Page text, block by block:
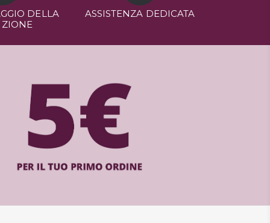
DELLA
ASSISTENZA DEDICATA